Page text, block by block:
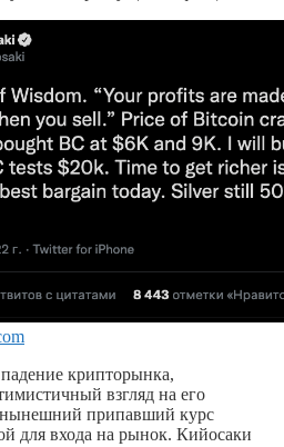
крипторынка,
взгляд на его
нынешний припавший курс
для входа на рынок. Кийосаки